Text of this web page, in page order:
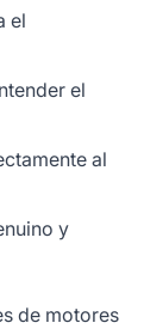
el
el
al
y
de motores